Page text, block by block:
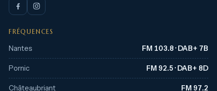
FRÉQUENCES
Nantes FM 103.8 · DAB+ 7B
Pornic FM 92.5 · DAB+ 8D
Châteaubriant FM 97.2